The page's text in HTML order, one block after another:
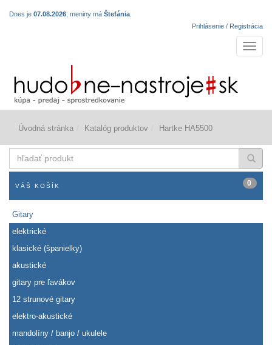
Dnes je 07.08.2026 , meniny má Štefánia
Prihlásenie / Registrácia
Úvodná stránka Katalóg produktov Hartke HA5500
produkt
VÁŠ KOŠÍK 0
Gitary
elektrické
klasické (španielky)
akustické
gitary pre ľavákov
12 strunové gitary
elektro-akustické
mandolíny / banjo / ukulele